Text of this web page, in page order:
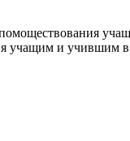
учащим и учившим